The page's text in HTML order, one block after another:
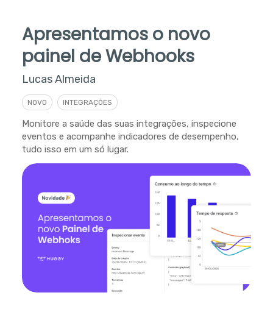
Apresentamos o novo
painel de Webhooks
Lucas Almeida
NOVO INTEGRAÇÕES
Monitore a saúde das suas integrações, inspecione
eventos e acompanhe indicadores de desempenho,
tudo isso em um só lugar.